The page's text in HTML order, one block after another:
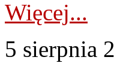
Więcej...
5 sierpnia